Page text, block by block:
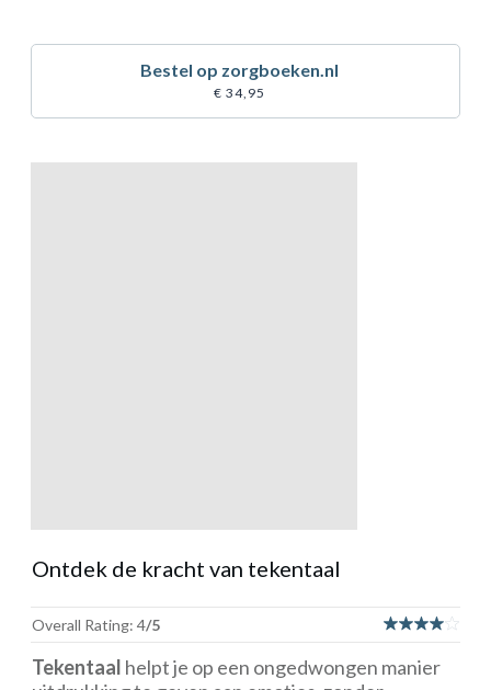
Bestel op zorgboeken.nl
€ 34,95
Ontdek de kracht van tekentaal
Overall Rating: 4/5
Tekentaal helpt je op een ongedwongen manier